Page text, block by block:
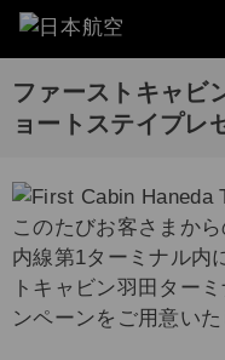
ファーストキャ
ョートステイプレ
このたびお客さまか
内線第1ターミナル内
トキャビン羽田ター
ンペーンをご用意いた